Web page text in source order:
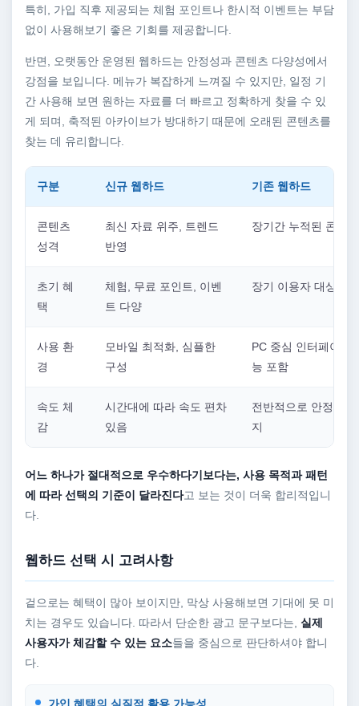
특히, 가입 직후 제공되는 체험 포인트나 한시적 이벤트는 부담
없이 사용해보기 좋은 기회를 제공합니다.
반면, 오랫동안 운영된 웹하드는 안정성과 콘텐츠 다양성에서
강점을 보입니다. 메뉴가 복잡하게 느껴질 수 있지만, 일정 기
간 사용해 보면 원하는 자료를 더 빠르고 정확하게 찾을 수 있
게 되며, 축적된 아카이브가 방대하기 때문에 오래된 콘텐츠를
찾는 데 유리합니다.
구분 신규 웹하드 기존 웹하드
콘텐츠
성격
최신 자료 위주, 트렌드
반영
장기간 누적된 콘텐
초기 혜
택
체험, 무료 포인트, 이벤
트 다양
장기 이용자 대상 혜
사용 환
경
모바일 최적화, 심플한
구성
PC 중심 인터페이스,
능 포함
속도 체
감
시간대에 따라 속도 편차
있음
전반적으로 안정적인
지
어느 하나가 절대적으로 우수하다기보다는, 사용 목적과 패턴
에 따라 선택의 기준이 달라진다고 보는 것이 더욱 합리적입니
다.
웹하드 선택 시 고려사항
겉으로는 혜택이 많아 보이지만, 막상 사용해보면 기대에 못 미
치는 경우도 있습니다. 따라서 단순한 광고 문구보다는, 실제
사용자가 체감할 수 있는 요소들을 중심으로 판단하셔야 합니
다.